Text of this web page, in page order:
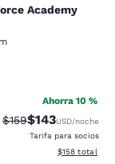
Academy
1708 reseñas
Ahorra 10 %
Precio tachado:
$159Precio con
$143USD/noche
Tarifa para socios
Ver detalles
$158 total